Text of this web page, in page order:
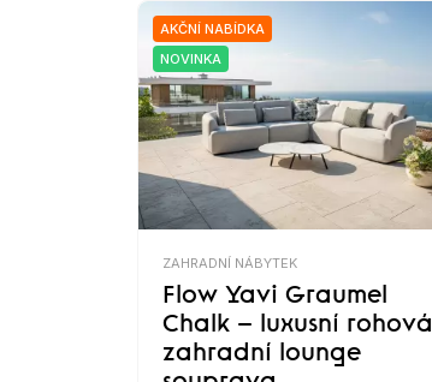
AKČNÍ NABÍDKA
NOVINKA
ZAHRADNÍ NÁBYTEK
Flow Yavi Graumel
Chalk – luxusní rohová
zahradní lounge